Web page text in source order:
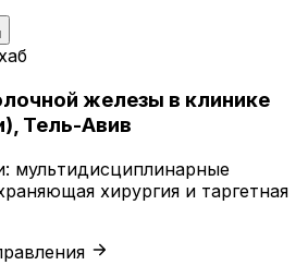
железы в клинике
Тель-Авив
мультидисциплинарные
хирургия и таргетная